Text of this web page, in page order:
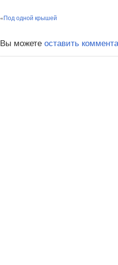
«Под одной крышей
Вы можете оставить